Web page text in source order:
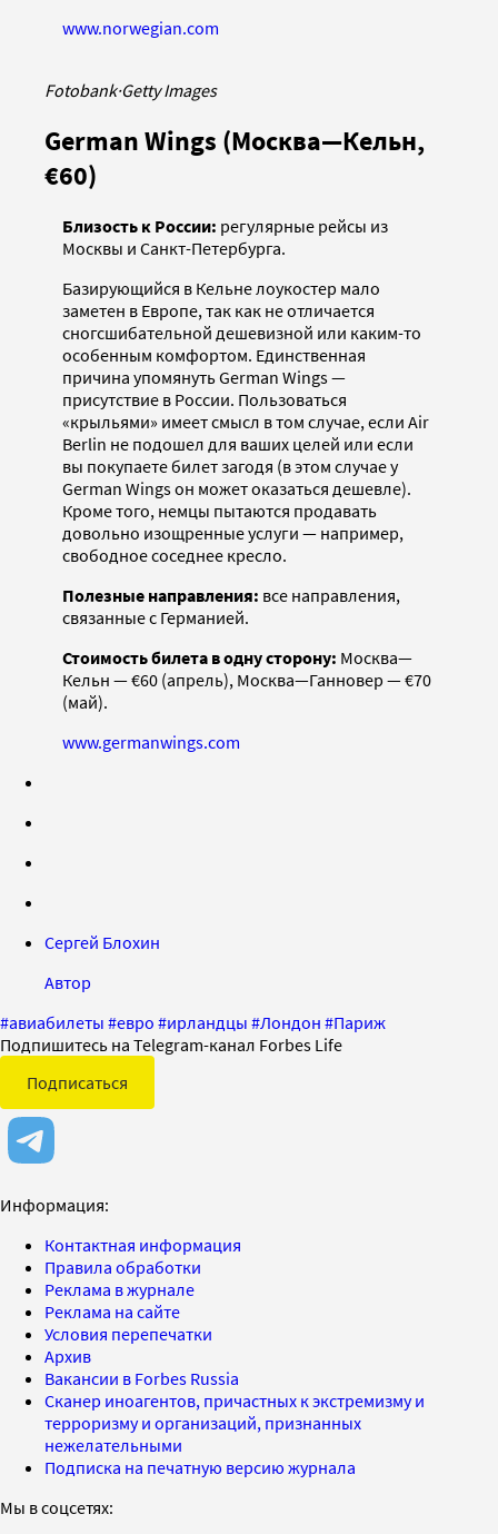
www.norwegian.com
Fotobank·Getty Images
German Wings (Москва—Кельн,
€60)
Близость к России: регулярные рейсы из
Москвы и Санкт-Петербурга.
Базирующийся в Кельне лоукостер мало
заметен в Европе, так как не отличается
сногсшибательной дешевизной или каким-то
особенным комфортом. Единственная
причина упомянуть German Wings —
присутствие в России. Пользоваться
«крыльями» имеет смысл в том случае, если Air
Berlin не подошел для ваших целей или если
вы покупаете билет загодя (в этом случае у
German Wings он может оказаться дешевле).
Кроме того, немцы пытаются продавать
довольно изощренные услуги — например,
свободное соседнее кресло.
Полезные направления: все направления,
связанные с Германией.
Стоимость билета в одну сторону: Москва—
Кельн — €60 (апрель), Москва—Ганновер — €70
(май).
www.germanwings.com
Сергей Блохин
Автор
#авиабилеты #евро #ирландцы #Лондон #Париж
Подпишитесь на Telegram-канал Forbes Life
Подписаться
Информация:
Контактная информация
Правила обработки
Реклама в журнале
Реклама на сайте
Условия перепечатки
Архив
Вакансии в Forbes Russia
Сканер иноагентов, причастных к экстремизму и
терроризму и организаций, признанных
нежелательными
Подписка на печатную версию журнала
Мы в соцсетях: